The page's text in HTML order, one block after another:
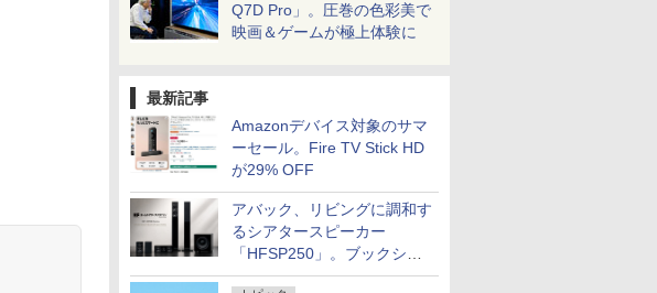
Q7D Pro」。圧巻の色彩美で
映画＆ゲームが極上体験に
最新記事
Amazonデバイス対象のサマ
ーセール。Fire TV Stick HD
が29% OFF
アバック、リビングに調和す
るシアタースピーカー
「HFSP250」。ブックシェ
ルフはペア3万円以下